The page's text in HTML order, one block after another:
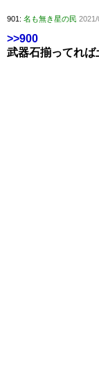
901: 名も無き星の民
>>900
武器石揃ってれば